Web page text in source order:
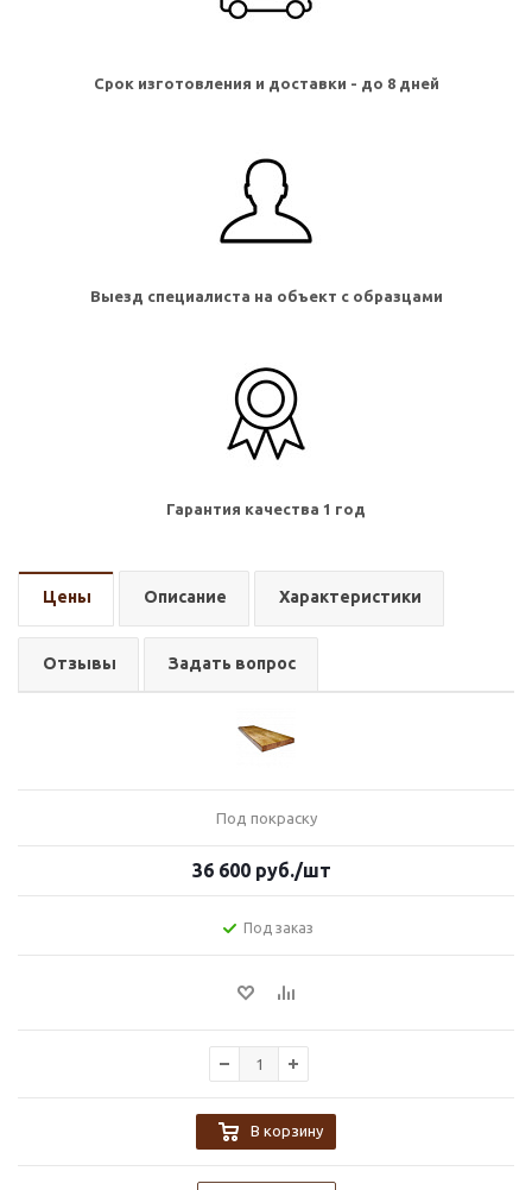
Срок изготовления и доставки - до 8 дней
Выезд специалиста на объект с образцами
Гарантия качества 1 год
Цены Описание Характеристики
Отзывы Задать вопрос
Под покраску
36 600 руб./шт
Под заказ
В корзину